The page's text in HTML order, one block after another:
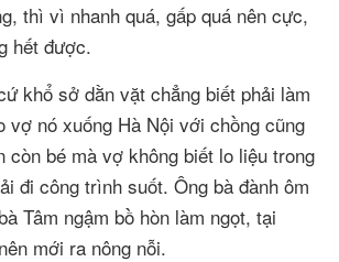
thì vì nhanh quá, gấp quá nên cực,
hết được.
khổ sở dằn vặt chẳng biết phải làm
vợ nó xuống Hà Nội với chồng cũng
còn bé mà vợ không biết lo liệu trong
đi công trình suốt. Ông bà đành ôm
Tâm ngậm bồ hòn làm ngọt, tại
mới ra nông nỗi.